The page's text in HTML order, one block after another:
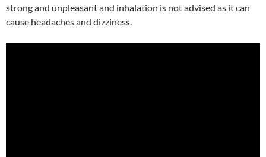
strong and unpleasant and inhalation is not advised as it can
cause headaches and dizziness.